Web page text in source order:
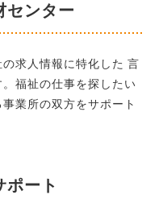
センター
求人情報に特化した 言
福祉の仕事を探したい
業所の双方をサポート
ポート